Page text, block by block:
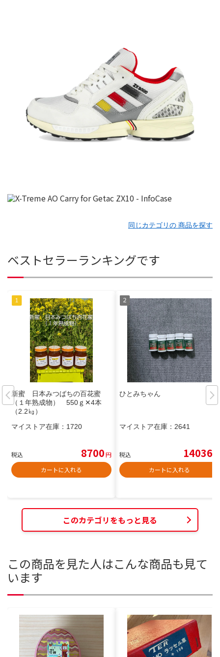
同じカテゴリの 商品を探す
ベストセラーランキングです
新蜜 日本みつばちの百花蜜
（１年熟成物） 550ｇ✕4本
（2.2㎏）
マイストア在庫： 1720
税込 8700円
カートに入れる
ひとみちゃん
マイストア在庫： 2641
税込 14036
カートに入れる
このカテゴリをもっと見る
この商品を見た人はこんな商品も見て
います